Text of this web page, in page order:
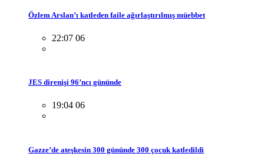
Özlem Arslan’ı katleden faile ağırlaştırılmış müebbet
22:07 06
JES direnişi 96’ncı gününde
19:04 06
Gazze’de ateşkesin 300 gününde 300 çocuk katledildi